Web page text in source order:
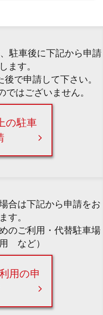
駐車後に下記から申請
ます。
後で申請して下さい。
はございません。
の駐車
合は下記から申請をお
す。
のご利用・代替駐車場
など）
用の申